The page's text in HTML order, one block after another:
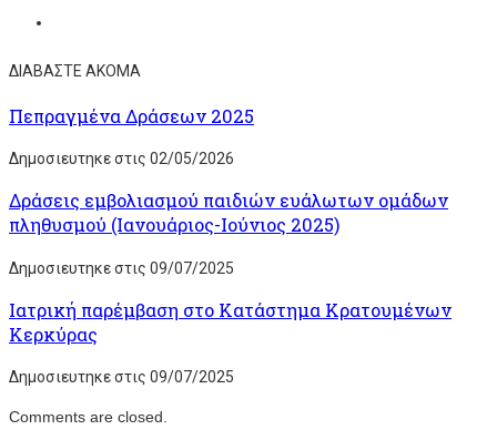
ΔΙΑΒΑΣΤΕ ΑΚΟΜΑ
Πεπραγμένα Δράσεων 2025
Δημοσιευτηκε στις 02/05/2026
Δράσεις εμβολιασμού παιδιών ευάλωτων ομάδων
πληθυσμού (Ιανουάριος-Ιούνιος 2025)
Δημοσιευτηκε στις 09/07/2025
Ιατρική παρέμβαση στο Κατάστημα Κρατουμένων
Κερκύρας
Δημοσιευτηκε στις 09/07/2025
Comments are closed.